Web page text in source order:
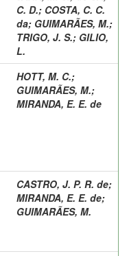
C. D.; COSTA, C. C.
da; GUIMARÃES, M.;
TRIGO, J. S.; GILIO,
L.
HOTT, M. C.;
GUIMARÃES, M.;
MIRANDA, E. E. de
CASTRO, J. P. R. de;
MIRANDA, E. E. de;
GUIMARÃES, M.